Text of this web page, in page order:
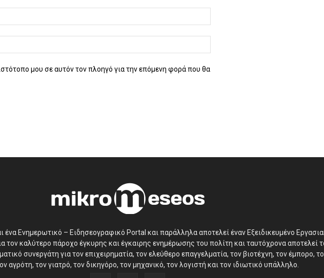
μου σε αυτόν τον πλοηγό για την επόμενη φορά που θα
ένα Ενημερωτικό – Ειδησεογραφικό Portal και παράλληλα αποτελεί έναν Εξειδικευμένο
τον καλύτερο πάροχο έγκυρης και έγκαιρης ενημέρωσης του πολίτη και ταυτόχρονα αποτελεί
συνεργάτη για τον επιχειρηματία, τον ελεύθερο επαγγελματία, τον βιοτέχνη, τον έμπορο,
αγρότη, τον γιατρό, τον δικηγόρο, τον μηχανικό, τον λογιστή και τον ιδιωτικό υπάλληλο.